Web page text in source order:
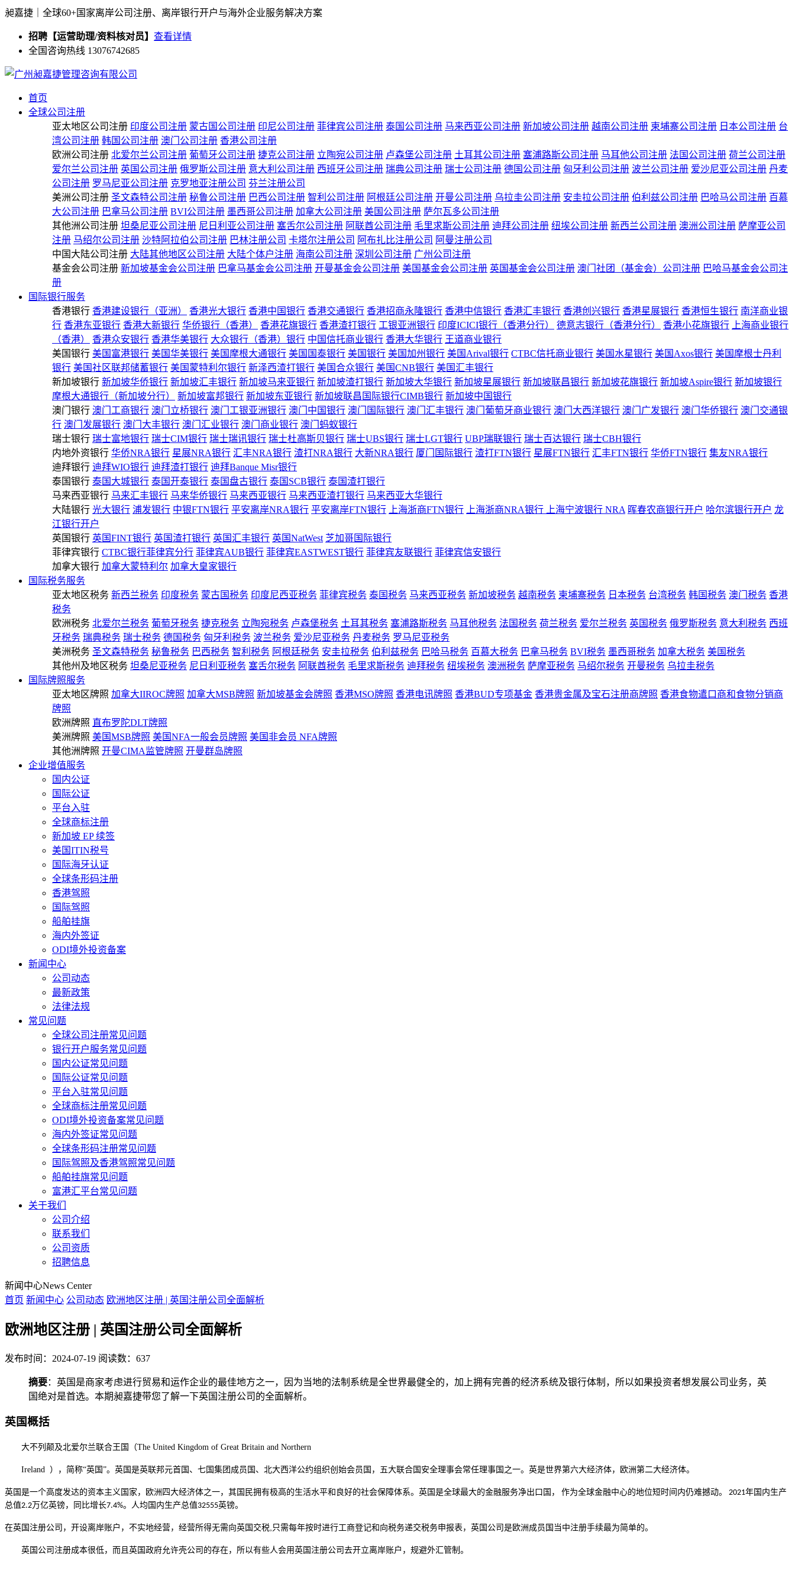
昶嘉捷｜全球60+国家离岸公司注册、离岸银行开户与海外企业服务解决方案
招聘【运营助理/资料核对员】 查看详情
全国咨询热线 13076742685
首页
全球公司注册
亚太地区公司注册 印度公司注册 蒙古国公司注册 印尼公司注册 菲律宾公司注册 泰国公司注册 马来西亚公司注册 新加坡公司注册 越南公司注册 柬埔寨公司注册 日本公司注册 台
湾公司注册 韩国公司注册 澳门公司注册 香港公司注册
欧洲公司注册 北爱尔兰公司注册 葡萄牙公司注册 捷克公司注册 立陶宛公司注册 卢森堡公司注册 土耳其公司注册 塞浦路斯公司注册 马耳他公司注册 法国公司注册 荷兰公司注册
爱尔兰公司注册 英国公司注册 俄罗斯公司注册 意大利公司注册 西班牙公司注册 瑞典公司注册 瑞士公司注册 德国公司注册 匈牙利公司注册 波兰公司注册 爱沙尼亚公司注册 丹麦
公司注册 罗马尼亚公司注册 克罗地亚注册公司 芬兰注册公司
美洲公司注册 圣文森特公司注册 秘鲁公司注册 巴西公司注册 智利公司注册 阿根廷公司注册 开曼公司注册 乌拉圭公司注册 安圭拉公司注册 伯利兹公司注册 巴哈马公司注册 百慕
大公司注册 巴拿马公司注册 BVI公司注册 墨西哥公司注册 加拿大公司注册 美国公司注册 萨尔瓦多公司注册
其他洲公司注册 坦桑尼亚公司注册 尼日利亚公司注册 塞舌尔公司注册 阿联酋公司注册 毛里求斯公司注册 迪拜公司注册 纽埃公司注册 新西兰公司注册 澳洲公司注册 萨摩亚公司
注册 马绍尔公司注册 沙特阿拉伯公司注册 巴林注册公司 卡塔尔注册公司 阿布扎比注册公司 阿曼注册公司
中国大陆公司注册 大陆其他地区公司注册 大陆个体户注册 海南公司注册 深圳公司注册 广州公司注册
基金会公司注册 新加坡基金会公司注册 巴拿马基金会公司注册 开曼基金会公司注册 美国基金会公司注册 英国基金会公司注册 澳门社团（基金会）公司注册 巴哈马基金会公司注
册
国际银行服务
香港银行 香港建设银行（亚洲） 香港光大银行 香港中国银行 香港交通银行 香港招商永隆银行 香港中信银行 香港汇丰银行 香港创兴银行 香港星展银行 香港恒生银行 南洋商业银
行 香港东亚银行 香港大新银行 华侨银行（香港） 香港花旗银行 香港渣打银行 工银亚洲银行 印度ICICI银行（香港分行） 德意志银行（香港分行） 香港小花旗银行
上海商业银行
（香港）
香港众安银行 香港华美银行 大众银行（香港）银行 中国信托商业银行 香港大华银行 王道商业银行
美国银行 美国富港银行 美国华美银行 美国摩根大通银行 美国国泰银行 美国银行 美国加州银行 美国Arival银行 CTBC信托商业银行 美国水星银行 美国Axos银行 美国摩根士丹利
银行 美国社区联邦储蓄银行 美国蒙特利尔银行 新泽西渣打银行 美国合众银行 美国CNB银行 美国汇丰银行
新加坡银行 新加坡华侨银行 新加坡汇丰银行 新加坡马来亚银行 新加坡渣打银行 新加坡大华银行 新加坡星展银行 新加坡联昌银行 新加坡花旗银行 新加坡Aspire银行 新加坡银行
摩根大通银行（新加坡分行）
新加坡富邦银行 新加坡东亚银行 新加坡联昌国际银行CIMB银行 新加坡中国银行
澳门银行 澳门工商银行 澳门立桥银行 澳门工银亚洲银行 澳门中国银行 澳门国际银行 澳门汇丰银行 澳门葡萄牙商业银行 澳门大西洋银行 澳门广发银行 澳门华侨银行 澳门交通银
行 澳门发展银行 澳门大丰银行 澳门汇业银行 澳门商业银行 澳门蚂蚁银行
瑞士银行 瑞士富地银行 瑞士CIM银行 瑞士瑞讯银行 瑞士杜高斯贝银行 瑞士UBS银行 瑞士LGT银行 UBP瑞联银行 瑞士百达银行 瑞士CBH银行
内地外资银行 华侨NRA银行 星展NRA银行 汇丰NRA银行 渣打NRA银行 大新NRA银行 厦门国际银行 渣打FTN银行 星展FTN银行 汇丰FTN银行 华侨FTN银行 集友NRA银行
迪拜银行 迪拜WIO银行 迪拜渣打银行 迪拜Banque Misr银行
泰国银行 泰国大城银行 泰国开泰银行 泰国盘古银行 泰国SCB银行 泰国渣打银行
马来西亚银行 马来汇丰银行 马来华侨银行 马来西亚银行 马来西亚渣打银行 马来西亚大华银行
大陆银行 光大银行 浦发银行 中银FTN银行 平安离岸NRA银行 平安离岸FTN银行 上海浙商FTN银行 上海浙商NRA银行 上海宁波银行 NRA 晖春农商银行开户 哈尔滨银行开户 龙
江银行开户
英国银行 英国FINT银行 英国渣打银行 英国汇丰银行 英国NatWest 芝加哥国际银行
菲律宾银行 CTBC银行菲律宾分行 菲律宾AUB银行 菲律宾EASTWEST银行 菲律宾友联银行 菲律宾信安银行
加拿大银行 加拿大蒙特利尔 加拿大皇家银行
国际税务服务
亚太地区税务 新西兰税务 印度税务 蒙古国税务 印度尼西亚税务 菲律宾税务 泰国税务 马来西亚税务 新加坡税务 越南税务 柬埔寨税务 日本税务 台湾税务 韩国税务 澳门税务 香港
税务
欧洲税务 北爱尔兰税务 葡萄牙税务 捷克税务 立陶宛税务 卢森堡税务 土耳其税务 塞浦路斯税务 马耳他税务 法国税务 荷兰税务 爱尔兰税务 英国税务 俄罗斯税务 意大利税务 西班
牙税务 瑞典税务 瑞士税务 德国税务 匈牙利税务 波兰税务 爱沙尼亚税务 丹麦税务 罗马尼亚税务
美洲税务 圣文森特税务 秘鲁税务 巴西税务 智利税务 阿根廷税务 安圭拉税务 伯利兹税务 巴哈马税务 百慕大税务 巴拿马税务 BVI税务 墨西哥税务 加拿大税务 美国税务
其他州及地区税务 坦桑尼亚税务 尼日利亚税务 塞舌尔税务 阿联酋税务 毛里求斯税务 迪拜税务 纽埃税务 澳洲税务 萨摩亚税务 马绍尔税务 开曼税务 乌拉圭税务
国际牌照服务
亚太地区牌照 加拿大IIROC牌照 加拿大MSB牌照 新加坡基金会牌照 香港MSO牌照 香港电讯牌照 香港BUD专项基金 香港贵金属及宝石注册商牌照 香港食物遣口商和食物分销商
牌照
欧洲牌照 直布罗陀DLT牌照
美洲牌照 美国MSB牌照 美国NFA一般会员牌照 美国非会员 NFA牌照
其他洲牌照 开曼CIMA监管牌照 开曼群岛牌照
企业增值服务
国内公证
国际公证
平台入驻
全球商标注册
新加坡 EP 续签
美国ITIN税号
国际海牙认证
全球条形码注册
香港驾照
国际驾照
船舶挂旗
海内外签证
ODI境外投资备案
新闻中心
公司动态
最新政策
法律法规
常见问题
全球公司注册常见问题
银行开户服务常见问题
国内公证常见问题
国际公证常见问题
平台入驻常见问题
全球商标注册常见问题
ODI境外投资备案常见问题
海内外签证常见问题
全球条形码注册常见问题
国际驾照及香港驾照常见问题
船舶挂旗常见问题
富港汇平台常见问题
关于我们
公司介绍
联系我们
公司资质
招聘信息
新闻中心News Center
首页 新闻中心 公司动态 欧洲地区注册 | 英国注册公司全面解析
欧洲地区注册 | 英国注册公司全面解析
发布时间：2024-07-19 阅读数：637
摘要：英国是商家考虑进行贸易和运作企业的最佳地方之一，因为当地的法制系统是全世界最健全的，加上拥有完善的经济系统及银行体制，所以如果投资者想发展公司业务，英
国绝对是首选。本期昶嘉捷带您了解一下英国注册公司的全面解析。
英国概括
大不列颠及北爱尔兰联合王国（The United Kingdom of Great Britain and Northern
Ireland ），简称“英国”。英国是英联邦元首国、七国集团成员国、北大西洋公约组织创始会员国，五大联合国安全理事会常任理事国之一。英是世界第六大经济体，欧洲第二大经济体。
英国是一个高度发达的资本主义国家，欧洲四大经济体之一，其国民拥有极高的生活水平和良好的社会保障体系。英国是全球最大的金融服务净出口国， 作为全球金融中心的地位短时间内仍难撼动。 2021年国内生产
总值2.2万亿英镑，同比增长7.4%。 人均国内生产总值32555英镑。
在英国注册公司，开设离岸账户，不实地经营，经营所得无需向英国交税,只需每年按时进行工商登记和向税务递交税务申报表，英国公司是欧洲成员国当中注册手续最为简单的。
英国公司注册成本很低，而且英国政府允许壳公司的存在，所以有些人会用英国注册公司去开立离岸账户，规避外汇管制。